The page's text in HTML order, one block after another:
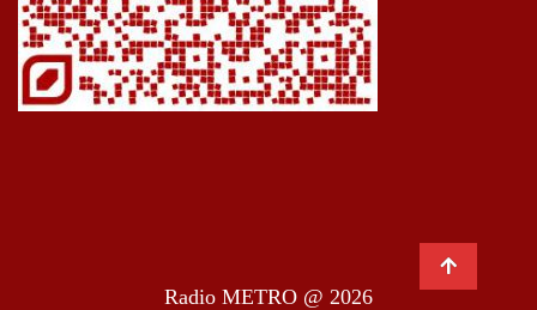
Radio METRO @ 2026